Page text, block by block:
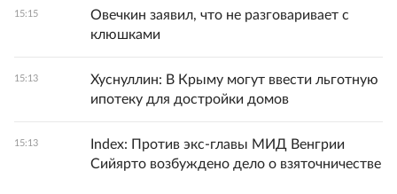
15:15
Овечкин заявил, что не разговаривает с
клюшками
15:13
Хуснуллин: В Крыму могут ввести льготную
ипотеку для достройки домов
15:13
Index: Против экс-главы МИД Венгрии
Сийярто возбуждено дело о взяточничестве